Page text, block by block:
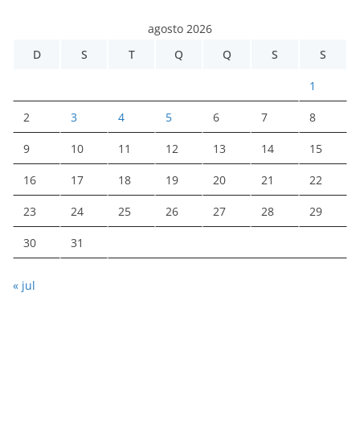
agosto 2026
D
S T Q Q S S
1
2 3 4 5 6 7 8
9 10 11 12 13 14 15
16 17 18 19 20 21 22
23 24 25 26 27 28 29
30 31
« jul